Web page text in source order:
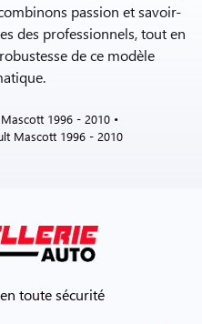
passion et savoir-
des professionnels, tout en
de ce modèle
1996 - 2010 •
Mascott 1996 - 2010
toute sécurité